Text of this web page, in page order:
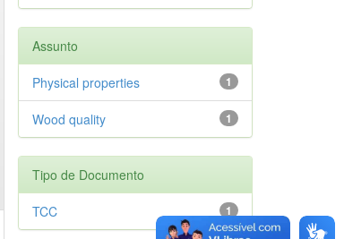
Assunto
1
Physical properties
1
Wood quality
Tipo de Documento
1
TCC